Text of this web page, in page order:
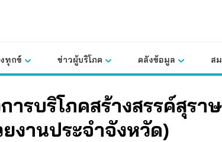
ทุกข์ ข่าวผู้บริโภค คลังข้อมูล ส
ารบริโภคสร้างสรรค์สุรา
งานประจำจังหวัด)